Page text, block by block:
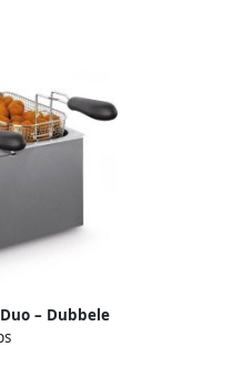
– Dubbele
Friteuse
Familiefeest